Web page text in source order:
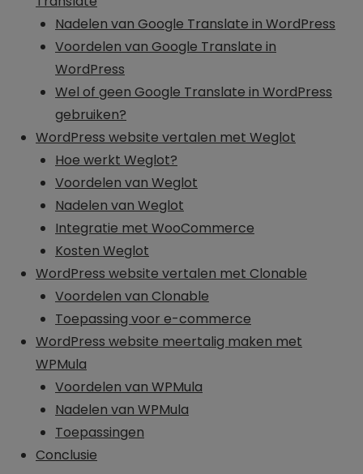
Nadelen van Google Translate in WordPress
Voordelen van Google Translate in
WordPress
Wel of geen Google Translate in WordPress
gebruiken?
WordPress website vertalen met Weglot
Hoe werkt Weglot?
Voordelen van Weglot
Nadelen van Weglot
Integratie met WooCommerce
Kosten Weglot
WordPress website vertalen met Clonable
Voordelen van Clonable
Toepassing voor e-commerce
WordPress website meertalig maken met
WPMula
Voordelen van WPMula
Nadelen van WPMula
Toepassingen
Conclusie